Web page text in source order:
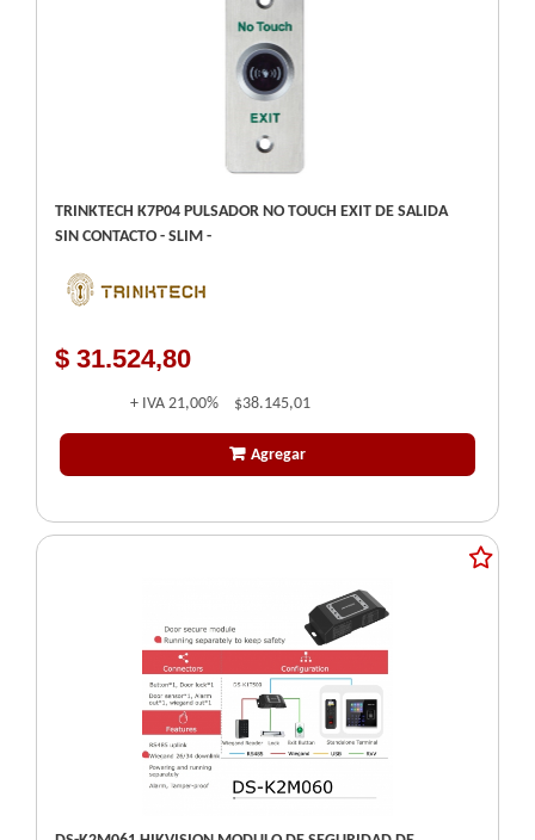
TRINKTECH K7P04 PULSADOR NO TOUCH EXIT DE SALIDA
SIN CONTACTO - SLIM -
$ 31.524,80
+ IVA 21,00% $38.145,01
Agregar